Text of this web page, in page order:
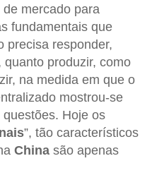
mercado para
fundamentais que
precisa responder,
produzir, como
na medida em que o
mostrou-se
Hoje os
”, tão característicos
China são apenas